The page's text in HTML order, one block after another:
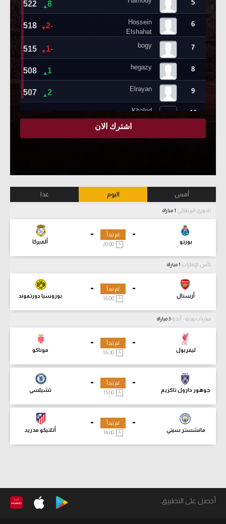
أمس اليوم غدا
الدوري البرتغالي
-
بورتو
-
ألفيركا
لم تبدأ
كأس الإمارات
-
أرسنال
-
بوروسيا دورتموند
لم تبدأ
مباريات ودية - أندية
-
ليفربول
-
موناكو
لم تبدأ
-
جوهور دارول تاكزيم
-
تشيلسي
لم تبدأ
15:00
-
مانشستر سيتي
-
أتلتيكو مدريد
لم تبدأ
14:00
أحصل على التطبيق